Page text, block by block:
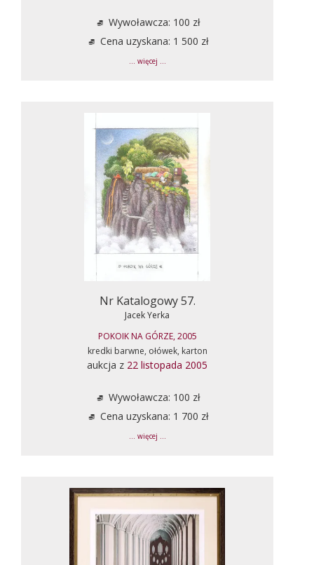
Wywoławcza: 100 zł
Cena uzyskana: 1 500 zł
... więcej ...
Nr Katalogowy 57.
Jacek Yerka
POKOIK NA GÓRZE, 2005
kredki barwne, ołówek, karton
aukcja z 22 listopada 2005
Wywoławcza: 100 zł
Cena uzyskana: 1 700 zł
... więcej ...